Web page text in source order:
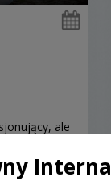
ale